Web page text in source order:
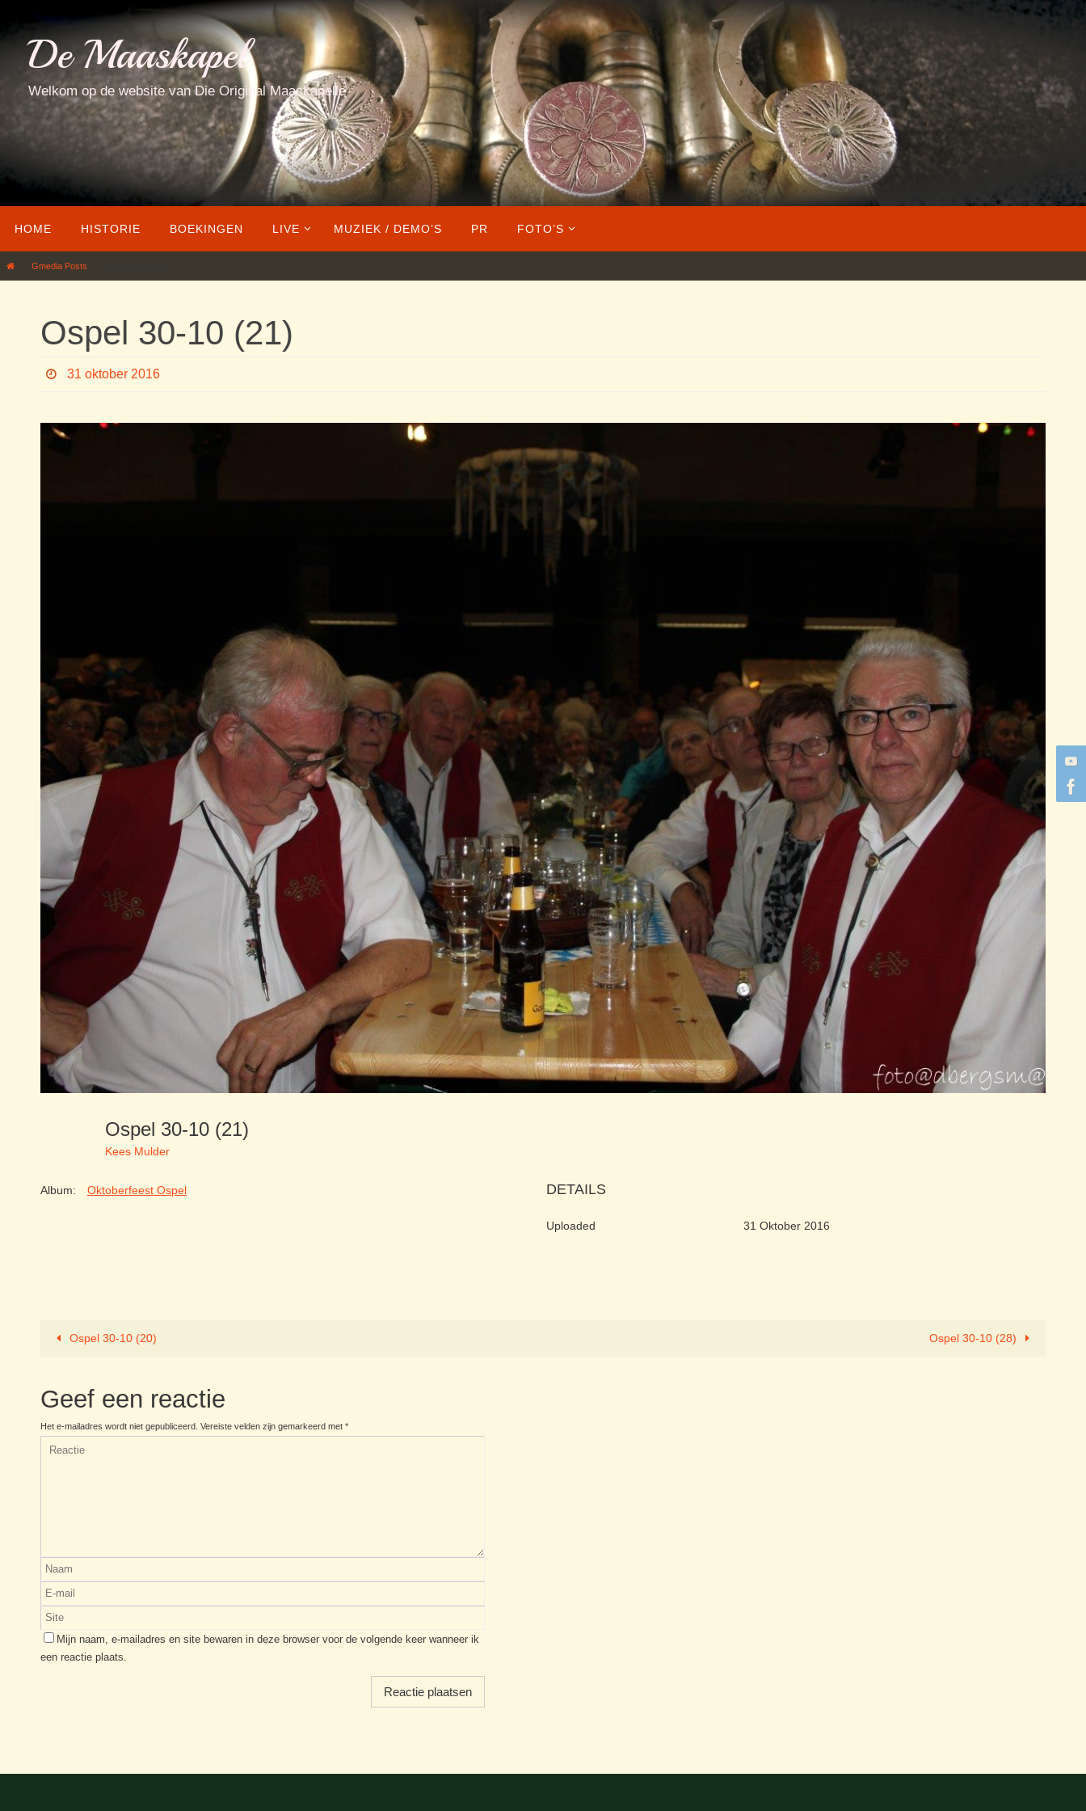
inhoudDe Maaskapel
Welkom op de website van Die Original Maaskapelle
naar
de
HOME HISTORIE BOEKINGEN LIVE MUZIEK / DEMO’S PR FOTO’S
HomeGmedia Posts
Ospel 30-10 (21)
31 oktober 2016
Ospel 30-10 (21)
Kees Mulder
Album: Oktoberfeest Ospel DETAILS
Uploaded 31 Oktober 2016
Ospel 30-10 (20) Ospel 30-10 (28)
Geef een reactie
Het e-mailadres wordt niet gepubliceerd. Vereiste velden zijn gemarkeerd met *
Mijn naam, e-mailadres en site bewaren in deze browser voor de volgende keer wanneer ik
een reactie plaats.